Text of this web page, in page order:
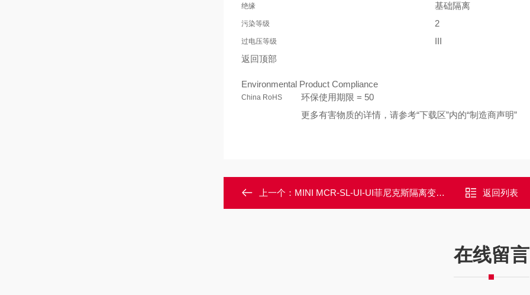
绝缘 基础隔离
污染等级 2
过电压等级
III
返回顶部
Environmental Product Compliance
China RoHS
环保使用期限 = 50
更多有害物质的详情，请参考“下载区”内的“制造商声明”
上一个： MINI MCR-SL-UI-UI菲尼克斯隔离变送器超薄大量现货 返回列表
在线留言